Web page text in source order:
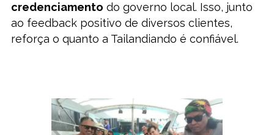
credenciamento do governo local. Isso, junto
ao feedback positivo de diversos clientes,
reforça o quanto a Tailandiando é confiável.